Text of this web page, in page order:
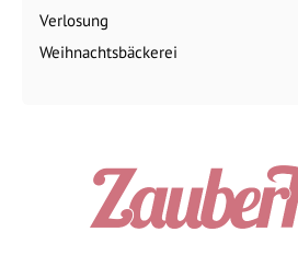
Verlosung
Weihnachtsbäckerei